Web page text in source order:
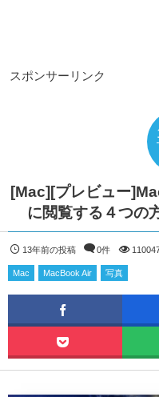
スポンサーリンク
[Mac][プレビュー
に閲覧する４つの
13年前の投稿 0件
Mac MacBook Air 写真